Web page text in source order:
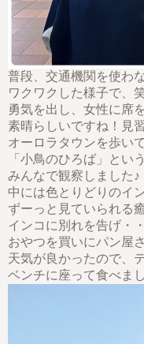
普段、交通機関を使わ
ワクワクした様子で、
勇気を出し、女性に席
素晴らしいですね！見
オーロラタウンを歩い
「小鳥のひろば」とい
みんなで観察しました♪
中には色とりどりのイ
ずーっと見ていられる
インコに別れを告げ・
おやつを買いにパン屋
天気が良かったので、
ベンチに座って食べま